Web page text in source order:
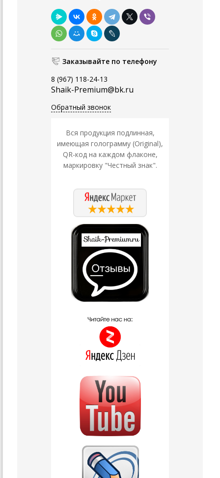
Заказывайте по телефону
8 (967) 118-24-13
Shaik-Premium@bk.ru
Обратный звонок
Вся продукция подлинная,
имеющая голограмму (Original),
QR-код на каждом флаконе,
маркировку "Честный знак".